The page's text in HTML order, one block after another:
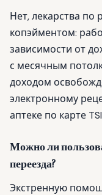
Нет, лекарства по
копэйментом:
зависимости от
с месячным
доходом
электронному
аптеке по карте
Можно ли
переезда?
Экстренную